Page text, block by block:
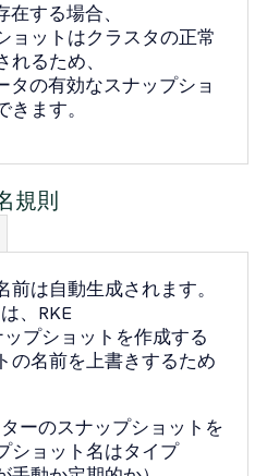
する場合、
ョットはクラスタの正常
るため、
タの有効なスナップショ
ます。
規則
は自動生成されます。
、RKE
プショットを作成する
の名前を上書きするため
ーのスナップショットを
ショット名はタイプ